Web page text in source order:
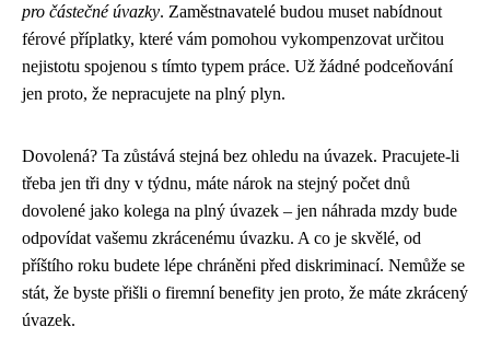
pro částečné úvazky. Zaměstnavatelé budou muset nabídnout
férové příplatky, které vám pomohou vykompenzovat určitou
nejistotu spojenou s tímto typem práce. Už žádné podceňování
jen proto, že nepracujete na plný plyn.
Dovolená? Ta zůstává stejná bez ohledu na úvazek. Pracujete-li
třeba jen tři dny v týdnu, máte nárok na stejný počet dnů
dovolené jako kolega na plný úvazek – jen náhrada mzdy bude
odpovídat vašemu zkrácenému úvazku. A co je skvělé, od
příštího roku budete lépe chráněni před diskriminací. Nemůže se
stát, že byste přišli o firemní benefity jen proto, že máte zkrácený
úvazek.